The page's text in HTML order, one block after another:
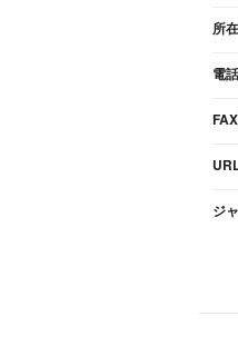
所
電
ジ